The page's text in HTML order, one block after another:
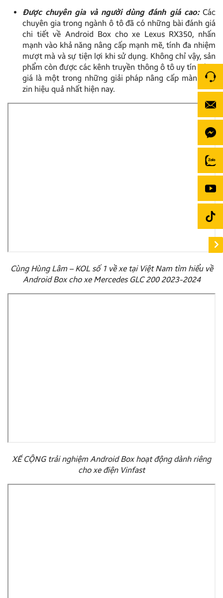
Được chuyên gia và người dùng đánh giá cao: Các
chuyên gia trong ngành ô tô đã có những bài đánh giá
chi tiết về Android Box cho xe Lexus RX350, nhấn
mạnh vào khả năng nâng cấp mạnh mẽ, tính đa nhiệm
mượt mà và sự tiện lợi khi sử dụng. Không chỉ vậy, sản
phẩm còn được các kênh truyền thông ô tô uy tín đánh
giá là một trong những giải pháp nâng cấp màn hình
zin hiệu quả nhất hiện nay.
Cùng Hùng Lâm – KOL số 1 về xe tại Việt Nam tìm hiểu về
Android Box cho xe Mercedes GLC 200 2023-2024
XẾ CỘNG trải nghiệm Android Box hoạt động dành riêng
cho xe điện Vinfast